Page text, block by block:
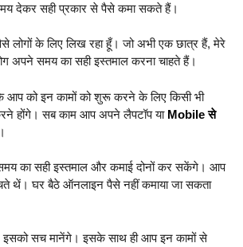
देकर सही प्रकार से पैसे कमा सकते हैं।
लोगों के लिए लिख रहा हूँ। जो अभी एक छात्र हैं, मेरे
अपने समय का सही इस्तमाल करना चाहते हैं।
आप को इन कामों को शुरू करने के लिए किसी भी
होंगे। सब काम आप अपने लैपटॉप या Mobile से
का सही इस्तमाल और कमाई दोनों कर सकेंगे। आप
थें। घर बैठे ऑनलाइन पैसे नहीं कमाया जा सकता
सच मानेंगे। इसके साथ ही आप इन कामों से